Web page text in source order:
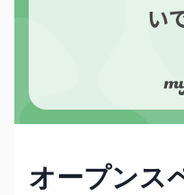
い
オープンス